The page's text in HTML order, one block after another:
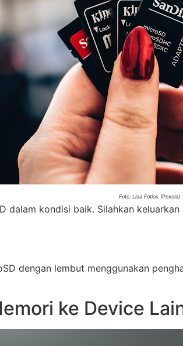
Foto: Lisa Fotios (Pexels)
dalam kondisi baik. Silahkan
dengan lembut menggunakan
ke Device